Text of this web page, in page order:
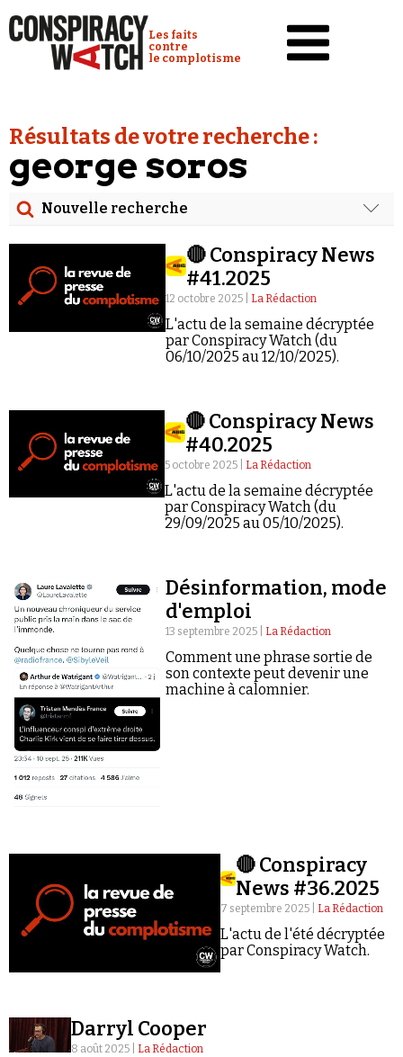
Conspiracy Watch :
Les faits
contre
le complotisme
Analyses
Conspipédia
Vidéos
Émissions
Revues de presse
Newsletter
Faire un don
Se connecter
Résultats de votre recherche :
george soros
Nouvelle recherche
Date
Rechercher dans tous les contenus
Cibler votre recherche
🔴 Conspiracy News
#41.2025
12 octobre 2025 | La Rédaction
L'actu de la semaine décryptée
par Conspiracy Watch (du
06/10/2025 au 12/10/2025).
🔴 Conspiracy News
#40.2025
5 octobre 2025 | La Rédaction
L'actu de la semaine décryptée
par Conspiracy Watch (du
29/09/2025 au 05/10/2025).
Désinformation, mode
d'emploi
13 septembre 2025 | La Rédaction
Comment une phrase sortie de
son contexte peut devenir une
machine à calomnier.
🔴 Conspiracy
News #36.2025
7 septembre 2025 | La Rédaction
L'actu de l'été décryptée
par Conspiracy Watch.
Darryl Cooper
8 août 2025 | La Rédaction